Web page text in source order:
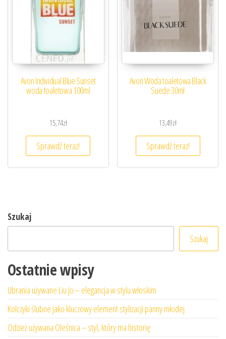
Avon Individual Blue Sunset
woda toaletowa 100ml
15,74zł
Sprawdź teraz!
Avon Woda toaletowa Black
Suede 30ml
13,49zł
Sprawdź teraz!
Szukaj
Szukaj
Ostatnie wpisy
Ubrania używane Liu Jo – elegancja w stylu włoskim
Kolczyki ślubne jako kluczowy element stylizacji panny młodej
Odzież używana Oleśnica – styl, który ma historię